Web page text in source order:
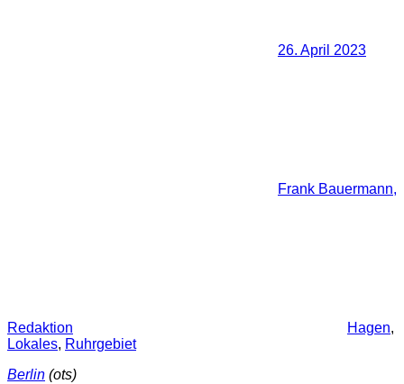
26. April 2023
Frank Bauermann,
Redaktion Hagen,
Lokales, Ruhrgebiet
Berlin (ots)